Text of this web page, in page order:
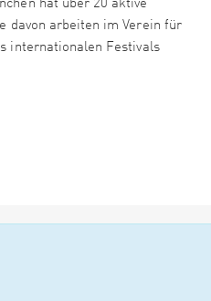
hat über 20 aktive
davon arbeiten im Verein für
internationalen Festivals